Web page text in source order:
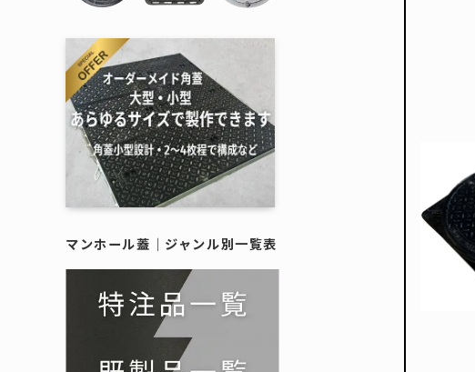
擬宝珠・銘板
マンホール蓋｜ ジャンル別一覧表